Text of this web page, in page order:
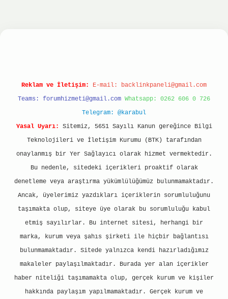
Reklam ve İletişim: E-mail: backlinkpaneli@gmail.com
Teams: forumhizmeti@gmail.com Whatsapp: 0262 606 0 726
Telegram: @karabul
Yasal Uyarı:
Sitemiz, 5651 Sayılı Kanun gereğince Bilgi
Teknolojileri ve İletişim Kurumu (BTK) tarafından
onaylanmış bir Yer Sağlayıcı olarak hizmet vermektedir.
Bu nedenle, sitedeki içerikleri proaktif olarak
denetleme veya araştırma yükümlülüğümüz bulunmamaktadır.
Ancak, üyelerimiz yazdıkları içeriklerin sorumluluğunu
taşımakta olup, siteye üye olarak bu sorumluluğu kabul
etmiş sayılırlar. Bu internet sitesi, herhangi bir
marka, kurum veya şahıs şirketi ile hiçbir bağlantısı
bulunmamaktadır. Sitede yalnızca kendi hazırladığımız
makaleler paylaşılmaktadır. Burada yer alan içerikler
haber niteliği taşımamakta olup, gerçek kurum ve kişiler
hakkında paylaşım yapılmamaktadır. Gerçek kurum ve